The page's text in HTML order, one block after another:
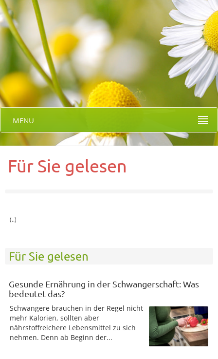
MENU
Für Sie gelesen
(..)
Für Sie gelesen
Gesunde Ernährung in der Schwangerschaft: Was
bedeutet das?
Schwangere brauchen in der Regel nicht
mehr Kalorien, sollten aber
nährstoffreichere Lebensmittel zu sich
nehmen. Denn ab Beginn der...